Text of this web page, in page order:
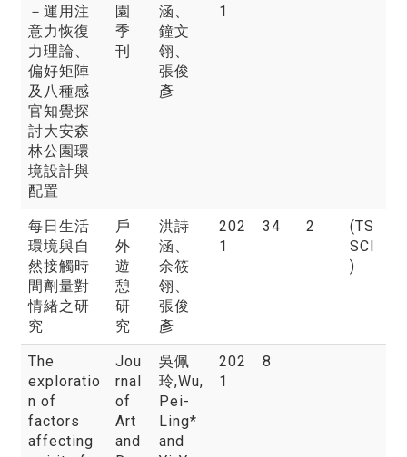
－運用注
意力恢復
力理論、
偏好矩陣
及八種感
官知覺探
討大安森
林公園環
境設計與
配置
園
季
刊
涵 、
鐘文
翎、
張俊
彥
1
每日生活
環境與自
然接觸時
間劑量對
情緒之研
究
戶
外
遊
憩
研
究
洪詩
涵 、
余筱
翎、
張俊
彥
202
1
34 2
(TS
SCI
)
The
exploratio
n of
factors
affecting
Jou
rnal
of
Art
and
吳佩
玲,Wu,
Pei-
Ling*
and
202
1
8